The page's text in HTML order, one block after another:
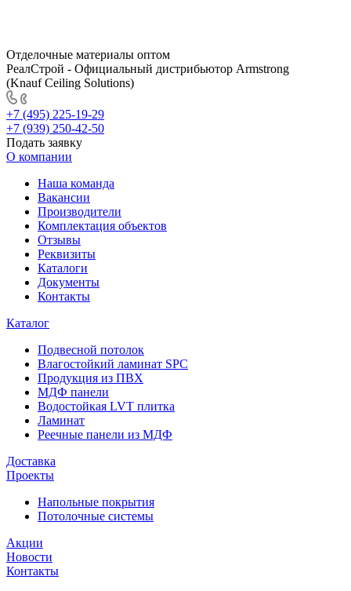
Отделочные материалы оптом
РеалСтрой - Официальный дистрибьютор Armstrong
(Knauf Ceiling Solutions)
+7 (495) 225-19-29
+7 (939) 250-42-50
Подать заявку
О компании
Наша команда
Вакансии
Производители
Комплектация объектов
Отзывы
Реквизиты
Каталоги
Документы
Контакты
Каталог
Подвесной потолок
Влагостойкий ламинат SPC
Продукция из ПВХ
МДФ панели
Водостойкая LVT плитка
Ламинат
Реечные панели из МДФ
Доставка
Проекты
Напольные покрытия
Потолочные системы
Акции
Новости
Контакты